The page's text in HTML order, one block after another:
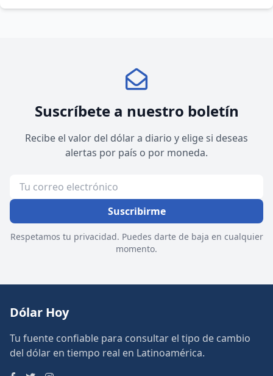
Suscríbete a nuestro boletín
Recibe el valor del dólar a diario y elige si deseas
alertas por país o por moneda.
Suscribirme
Respetamos tu privacidad. Puedes darte de baja en cualquier
momento.
Dólar Hoy
Tu fuente confiable para consultar el tipo de cambio
del dólar en tiempo real en Latinoamérica.